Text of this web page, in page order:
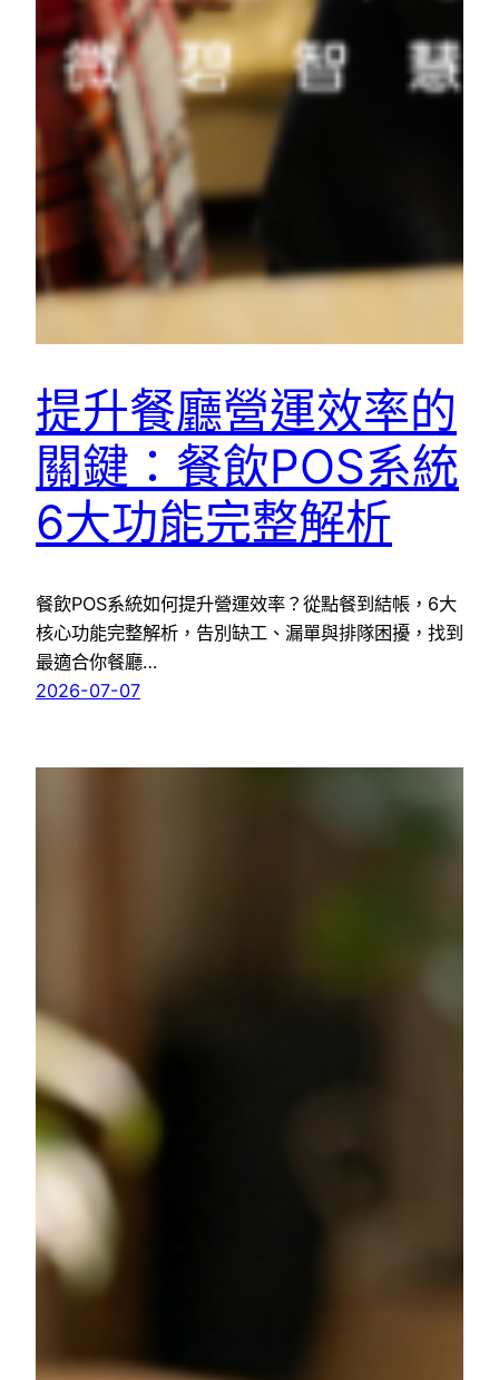
提升餐廳營運效率的
關鍵：餐飲POS系統
6大功能完整解析
餐飲POS系統如何提升營運效率？從點餐到結帳，6大
核心功能完整解析，告別缺工、漏單與排隊困擾，找到
最適合你餐廳…
2026-07-07